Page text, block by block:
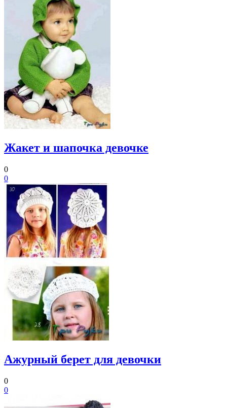
Жакет и шапочка девочке
0
0
Ажурный берет для девочки
0
0